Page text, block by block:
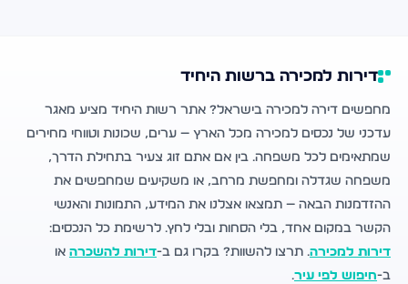
דירות למכירה ברשות היחיד
מחפשים דירה למכירה בישראל? אתר רשות היחיד מציע מאגר
עדכני של נכסים למכירה מכל הארץ — ערים, שכונות וטווחי מחירים
שמתאימים לכל משפחה. בין אם אתם זוג צעיר בתחילת הדרך,
משפחה שגדלה ומחפשת מרחב, או משקיעים שמחפשים את
ההזדמנות הבאה — תמצאו אצלנו את המידע, התמונות והאנשי
הקשר במקום אחד, בלי הסחות ובלי לחץ. לרשימת כל הנכסים:
דירות למכירה. תרצו להשוות? בקרו גם ב-דירות להשכרה או
ב-חיפוש לפי עיר.